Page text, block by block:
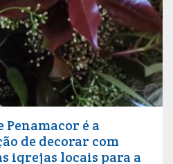
é a
de decorar com
igrejas locais para a